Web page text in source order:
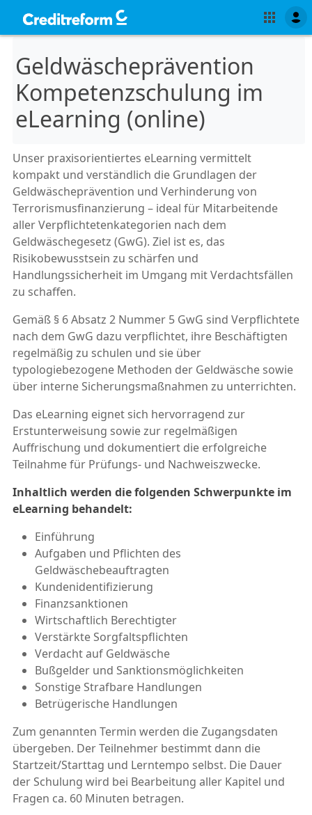
Geldwäscheprävention
Kompetenzschulung im
eLearning (online)
Unser praxisorientiertes eLearning vermittelt
kompakt und verständlich die Grundlagen der
Geldwäscheprävention und Verhinderung von
Terrorismusfinanzierung – ideal für Mitarbeitende
aller Verpflichtetenkategorien nach dem
Geldwäschegesetz (GwG). Ziel ist es, das
Risikobewusstsein zu schärfen und
Handlungssicherheit im Umgang mit Verdachtsfällen
zu schaffen.
Gemäß § 6 Absatz 2 Nummer 5 GwG sind Verpflichtete
nach dem GwG dazu verpflichtet, ihre Beschäftigten
regelmäßig zu schulen und sie über
typologiebezogene Methoden der Geldwäsche sowie
über interne Sicherungsmaßnahmen zu unterrichten.
Das eLearning eignet sich hervorragend zur
Erstunterweisung sowie zur regelmäßigen
Auffrischung und dokumentiert die erfolgreiche
Teilnahme für Prüfungs- und Nachweiszwecke.
Inhaltlich werden die folgenden Schwerpunkte im
eLearning behandelt:
Einführung
Aufgaben und Pflichten des
Geldwäschebeauftragten
Kundenidentifizierung
Finanzsanktionen
Wirtschaftlich Berechtigter
Verstärkte Sorgfaltspflichten
Verdacht auf Geldwäsche
Bußgelder und Sanktionsmöglichkeiten
Sonstige Strafbare Handlungen
Betrügerische Handlungen
Zum genannten Termin werden die Zugangsdaten
übergeben. Der Teilnehmer bestimmt dann die
Startzeit/Starttag und Lerntempo selbst. Die Dauer
der Schulung wird bei Bearbeitung aller Kapitel und
Fragen ca. 60 Minuten betragen.